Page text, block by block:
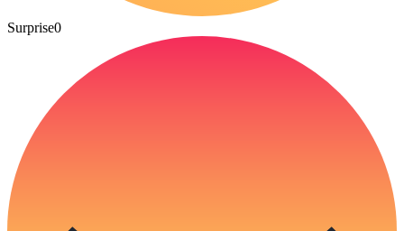
Surprise0